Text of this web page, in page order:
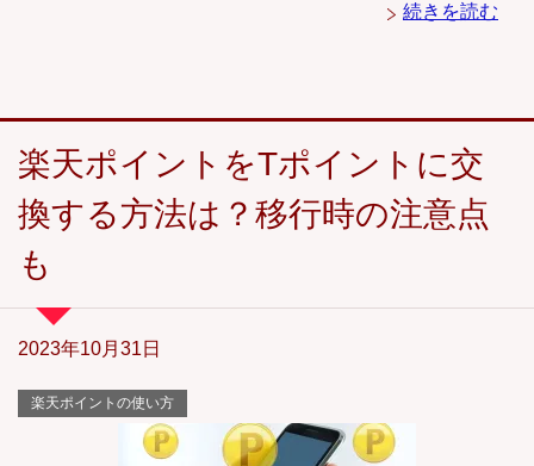
続きを読む
楽天ポイントをTポイントに交
換する方法は？移行時の注意点
も
2023年10月31日
楽天ポイントの使い方